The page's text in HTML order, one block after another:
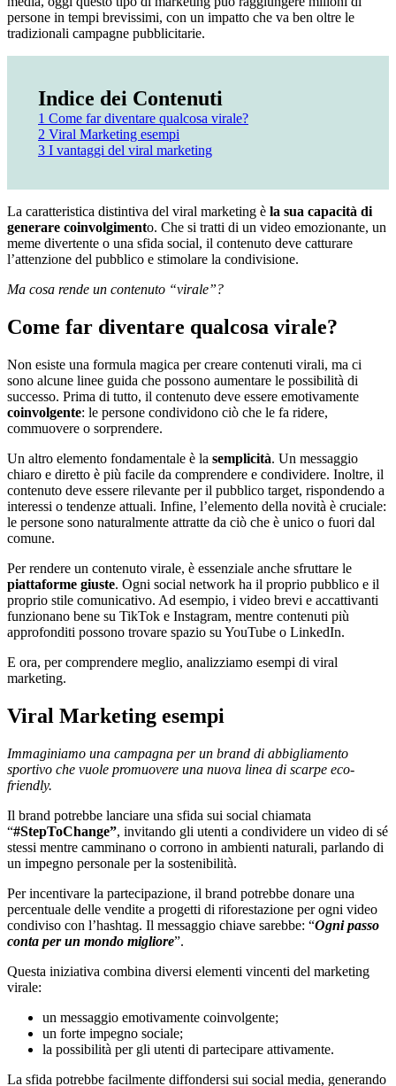
persone in tempi brevissimi, con un impatto che va ben oltre le
tradizionali campagne pubblicitarie.
Indice dei Contenuti
1 Come far diventare qualcosa virale?
2 Viral Marketing esempi
3 I vantaggi del viral marketing
La caratteristica distintiva del viral marketing è la sua capacità di
generare coinvolgimento. Che si tratti di un video emozionante, un
meme divertente o una sfida social, il contenuto deve catturare
l’attenzione del pubblico e stimolare la condivisione.
Ma cosa rende un contenuto “virale”?
Come far diventare qualcosa virale?
Non esiste una formula magica per creare contenuti virali, ma ci
sono alcune linee guida che possono aumentare le possibilità di
successo. Prima di tutto, il contenuto deve essere emotivamente
coinvolgente: le persone condividono ciò che le fa ridere,
commuovere o sorprendere.
Un altro elemento fondamentale è la semplicità. Un messaggio
chiaro e diretto è più facile da comprendere e condividere. Inoltre, il
contenuto deve essere rilevante per il pubblico target, rispondendo a
interessi o tendenze attuali. Infine, l’elemento della novità è cruciale:
le persone sono naturalmente attratte da ciò che è unico o fuori dal
comune.
Per rendere un contenuto virale, è essenziale anche sfruttare le
piattaforme giuste. Ogni social network ha il proprio pubblico e il
proprio stile comunicativo. Ad esempio, i video brevi e accattivanti
funzionano bene su TikTok e Instagram, mentre contenuti più
approfonditi possono trovare spazio su YouTube o LinkedIn.
E ora, per comprendere meglio, analizziamo esempi di viral
marketing.
Viral Marketing esempi
Immaginiamo una campagna per un brand di abbigliamento
sportivo che vuole promuovere una nuova linea di scarpe eco-
friendly.
Il brand potrebbe lanciare una sfida sui social chiamata
“#StepToChange”, invitando gli utenti a condividere un video di sé
stessi mentre camminano o corrono in ambienti naturali, parlando di
un impegno personale per la sostenibilità.
Per incentivare la partecipazione, il brand potrebbe donare una
percentuale delle vendite a progetti di riforestazione per ogni video
condiviso con l’hashtag. Il messaggio chiave sarebbe: “Ogni passo
conta per un mondo migliore”.
Questa iniziativa combina diversi elementi vincenti del marketing
virale:
un messaggio emotivamente coinvolgente;
un forte impegno sociale;
la possibilità per gli utenti di partecipare attivamente.
La sfida potrebbe facilmente diffondersi sui social media, generando